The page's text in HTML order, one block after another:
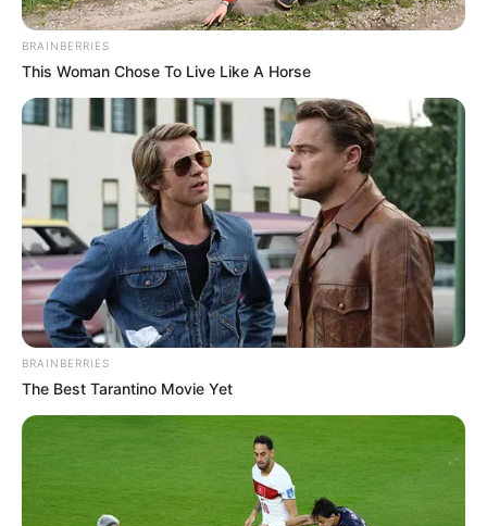
BRAINBERRIES
This Woman Chose To Live Like A Horse
BRAINBERRIES
The Best Tarantino Movie Yet